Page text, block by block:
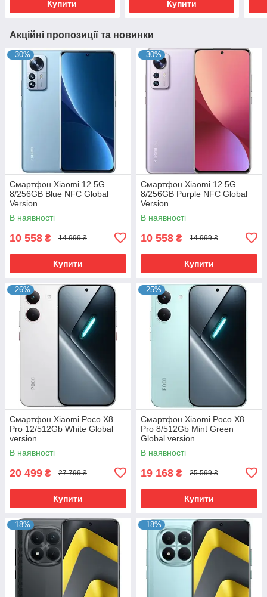
Купити Купити
Акційні пропозиції та новинки
–30%
Смартфон Xiaomi 12 5G
8/256GB Blue NFC Global
Version
В наявності
10 558 ₴ 14 999 ₴
Купити
–30%
Смартфон Xiaomi 12 5G
8/256GB Purple NFC Global
Version
В наявності
10 558 ₴ 14 999 ₴
Купити
–26%
Смартфон Xiaomi Poco X8
Pro 12/512Gb White Global
version
В наявності
20 499 ₴ 27 799 ₴
Купити
–25%
Смартфон Xiaomi Poco X8
Pro 8/512Gb Mint Green
Global version
В наявності
19 168 ₴ 25 599 ₴
Купити
–18% –18%